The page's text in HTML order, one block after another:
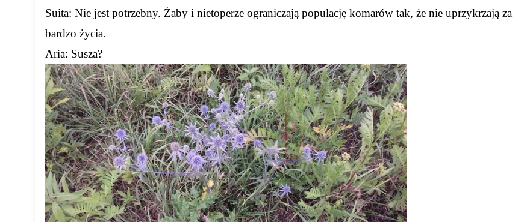
Suita: Nie jest potrzebny. Żaby i nietoperze ograniczają populację komarów tak, że nie uprzykrzają za
bardzo życia.
Aria: Susza?